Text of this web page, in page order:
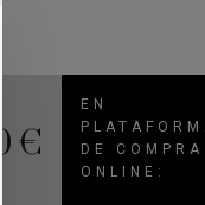
10 €
EN
DE COMPRA
ONLINE: